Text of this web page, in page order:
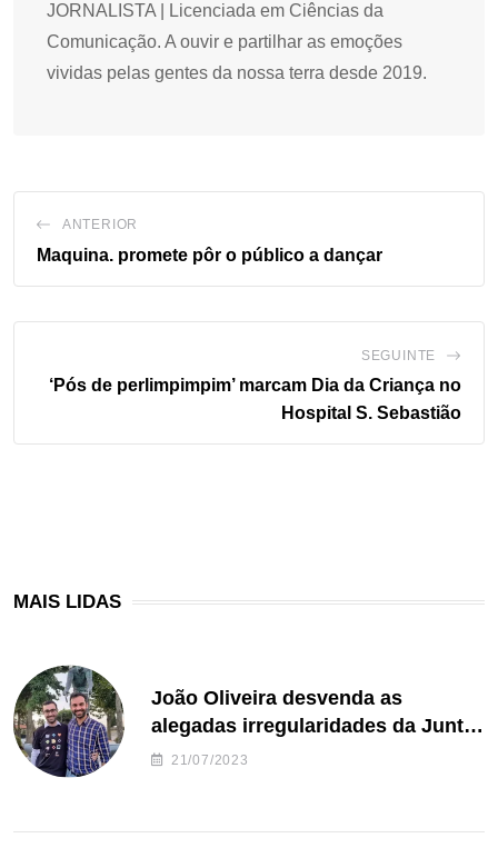
JORNALISTA | Licenciada em Ciências da
Comunicação. A ouvir e partilhar as emoções
vividas pelas gentes da nossa terra desde 2019.
ANTERIOR
Maquina. promete pôr o público a dançar
SEGUINTE
‘Pós de perlimpimpim’ marcam Dia da Criança no
Hospital S. Sebastião
MAIS LIDAS
João Oliveira desvenda as
alegadas irregularidades da Junta
de Freguesia S. João de Ver
21/07/2023